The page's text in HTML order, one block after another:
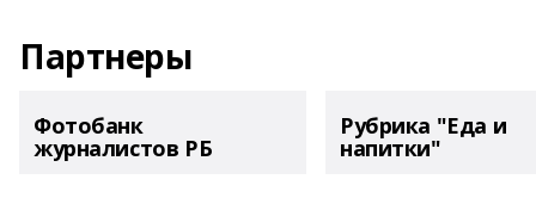
Партнеры
Фотобанк
журналистов РБ
Рубрика "Еда и
напитки"